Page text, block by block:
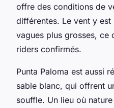
offre des conditions de
différentes. Le vent y
vagues plus grosses, ce
riders confirmés.
Punta Paloma est aussi
sable blanc, qui offrent
souffle. Un lieu où